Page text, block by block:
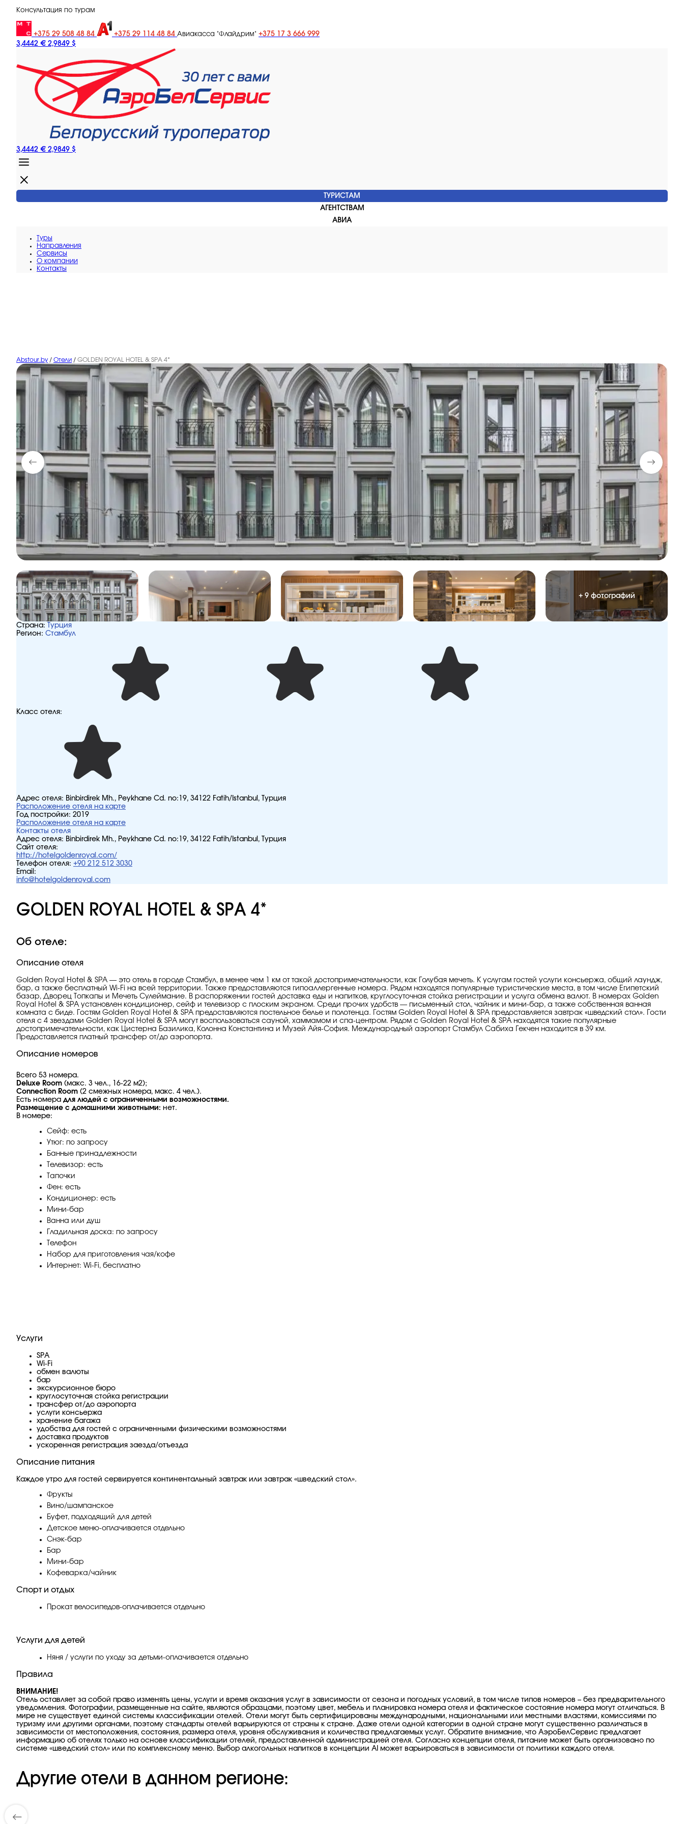
Консультация по турам
+375 29 508 48 84 +375 29 114 48 84 Авиакасса "Флайдрим" +375 17 3 666 999
3,4442 € 2,9849 $
3,4442 € 2,9849 $
ТУРИСТАМ
АГЕНТСТВАМ
АВИА
Туры
Направления
Сервисы
O компании
Контакты
Abstour.by / Отели / GOLDEN ROYAL HOTEL & SPA 4*
+ 9 фотографий
Страна:
Турция
Регион: Стамбул
Класс отеля:
Адрес отеля: Binbirdirek Mh., Peykhane Cd. no:19, 34122 Fatih/İstanbul, Турция
Расположение отеля на карте
Год постройки: 2019
Расположение отеля на карте
Контакты отеля
Адрес отеля: Binbirdirek Mh., Peykhane Cd. no:19, 34122 Fatih/İstanbul, Турция
Сайт отеля:
http://hotelgoldenroyal.com/
Телефон отеля: +90 212 512 3030
Email:
info@hotelgoldenroyal.com
GOLDEN ROYAL HOTEL & SPA 4*
Об отеле:
Описание отеля
Golden Royal Hotel & SPA — это отель в городе Стамбул, в менее чем 1 км от такой достопримечательности, как Голубая мечеть. К услугам гостей услуги консьержа, общий лаундж,
бар, а также бесплатный Wi-Fi на всей территории. Также предоставляются гипоаллергенные номера. Рядом находятся популярные туристические места, в том числе Египетский
базар, Дворец Топкапы и Мечеть Сулеймание. В распоряжении гостей доставка еды и напитков, круглосуточная стойка регистрации и услуга обмена валют. В номерах Golden
Royal Hotel & SPA установлен кондиционер, сейф и телевизор с плоским экраном. Среди прочих удобств — письменный стол, чайник и мини-бар, а также собственная ванная
комната с биде. Гостям Golden Royal Hotel & SPA предоставляются постельное белье и полотенца. Гостям Golden Royal Hotel & SPA предоставляется завтрак «шведский стол». Гости
отеля с 4 звездами Golden Royal Hotel & SPA могут воспользоваться сауной, хаммамом и спа-центром. Рядом с Golden Royal Hotel & SPA находятся такие популярные
достопримечательности, как Цистерна Базилика, Колонна Константина и Музей Айя-София. Международный аэропорт Стамбул Сабиха Гекчен находится в 39 км.
Предоставляется платный трансфер от/до аэропорта.
Описание номеров
Всего 53 номера.
Deluxe Room (макс. 3 чел., 16-22 м2);
Connection Room (2 смежных номера, макс. 4 чел.).
Есть номера для людей с ограниченными возможностями.
Размещение с домашними животными: нет.
В номере:
Сейф: есть
Утюг: по запросу
Банные принадлежности
Телевизор: есть
Тапочки
Фен: есть
Кондиционер: есть
Мини-бар
Ванна или душ
Гладильная доска: по запросу
Телефон
Набор для приготовления чая/кофе
Интернет: Wi-Fi, бесплатно
Услуги
SPA
Wi-Fi
обмен валюты
бар
экскурсионное бюро
круглосуточная стойка регистрации
трансфер от/до аэропорта
услуги консьержа
хранение багажа
удобства для гостей с ограниченными физическими возможностями
доставка продуктов
ускоренная регистрация заезда/отъезда
Описание питания
Каждое утро для гостей сервируется континентальный завтрак или завтрак «шведский стол».
Фрукты
Вино/шампанское
Буфет, подходящий для детей
Детское меню-оплачивается отдельно
Снэк-бар
Бар
Мини-бар
Кофеварка/чайник
Спорт и отдых
Прокат велосипедов-оплачивается отдельно
Услуги для детей
Няня / услуги по уходу за детьми-оплачивается отдельно
Правила
ВНИМАНИЕ!
Отель оставляет за собой право изменять цены, услуги и время оказания услуг в зависимости от сезона и погодных условий, в том числе типов номеров – без предварительного
уведомления. Фотографии, размещенные на сайте, являются образцами, поэтому цвет, мебель и планировка номера отеля и фактическое состояние номера могут отличаться. В
мире не существует единой системы классификации отелей. Отели могут быть сертифицированы международными, национальными или местными властями, комиссиями по
туризму или другими органами, поэтому стандарты отелей варьируются от страны к стране. Даже отели одной категории в одной стране могут существенно различаться в
зависимости от местоположения, состояния, размера отеля, уровня обслуживания и количества предлагаемых услуг. Обратите внимание, что АэроБелСервис предлагает
информацию об отелях только на основе классификации отелей, предоставленной администрацией отеля. Согласно концепции отеля, питание может быть организовано по
системе «шведский стол» или по комплексному меню. Выбор алкогольных напитков в концепции AI может варьироваться в зависимости от политики каждого отеля.
Другие отели в данном регионе: